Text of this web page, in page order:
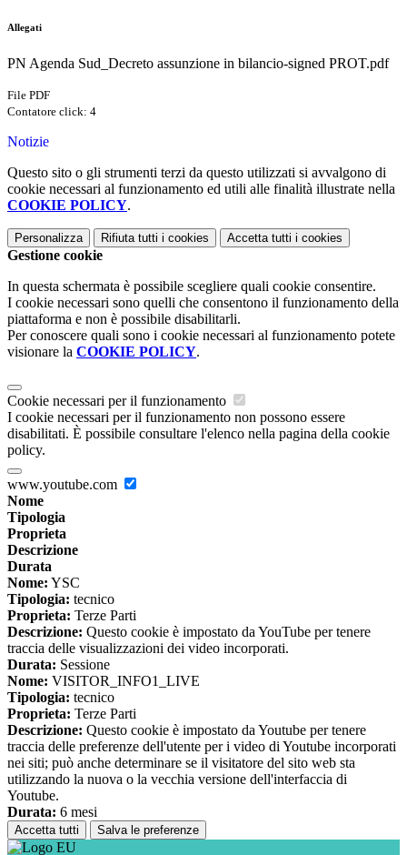
Allegati
PN Agenda Sud_Decreto assunzione in bilancio-signed PROT.pdf
File PDF
Contatore click: 4
Notizie
Questo sito o gli strumenti terzi da questo utilizzati si avvalgono di
cookie necessari al funzionamento ed utili alle finalità illustrate nella
COOKIE POLICY.
Personalizza Rifiuta tutti i cookies Accetta tutti i cookies
Gestione cookie
In questa schermata è possibile scegliere quali cookie consentire.
I cookie necessari sono quelli che consentono il funzionamento della
piattaforma e non è possibile disabilitarli.
Per conoscere quali sono i cookie necessari al funzionamento potete
visionare la COOKIE POLICY.
Cookie necessari per il funzionamento
I cookie necessari per il funzionamento non possono essere
disabilitati. È possibile consultare l'elenco nella pagina della cookie
policy.
www.youtube.com
Nome
Tipologia
Proprieta
Descrizione
Durata
Nome: YSC
Tipologia: tecnico
Proprieta: Terze Parti
Descrizione: Questo cookie è impostato da YouTube per tenere
traccia delle visualizzazioni dei video incorporati.
Durata: Sessione
Nome: VISITOR_INFO1_LIVE
Tipologia: tecnico
Proprieta: Terze Parti
Descrizione: Questo cookie è impostato da Youtube per tenere
traccia delle preferenze dell'utente per i video di Youtube incorporati
nei siti; può anche determinare se il visitatore del sito web sta
utilizzando la nuova o la vecchia versione dell'interfaccia di
Youtube.
Durata: 6 mesi
Accetta tutti Salva le preferenze